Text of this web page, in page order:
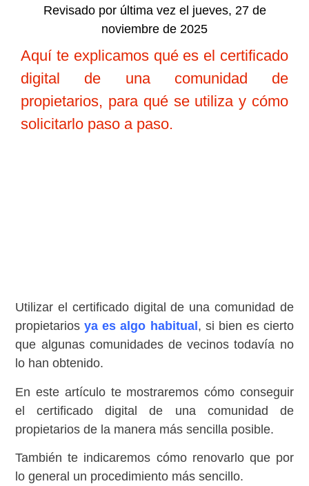
Revisado por última vez el jueves, 27 de
noviembre de 2025
Aquí te explicamos qué es el certificado
digital de una comunidad de
propietarios, para qué se utiliza y cómo
solicitarlo paso a paso.
Utilizar el certificado digital de una comunidad de
propietariosya es algo habitual , si bien es cierto
que algunas comunidades de vecinos todavía no
lo han obtenido.
En este artículo te mostraremos cómo conseguir
el certificado digital de una comunidad de
propietarios de la manera más sencilla posible.
También te indicaremos cómo renovarlo que por
lo general un procedimiento más sencillo.